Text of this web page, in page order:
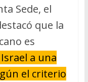
Sede, el
que la
es
a una
el criterio